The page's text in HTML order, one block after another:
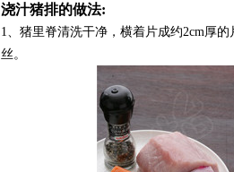
浇汁猪排的做法:
1、猪里脊清洗干净，横着片成约2cm厚
丝。